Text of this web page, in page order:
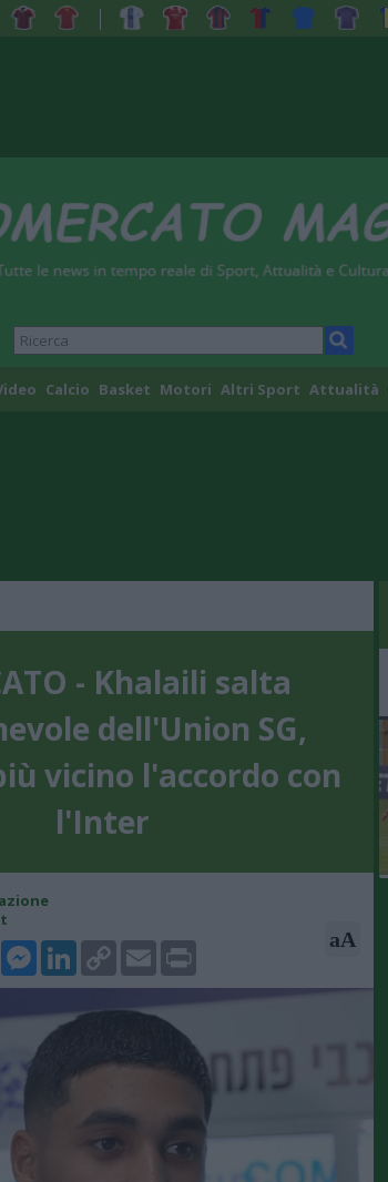
Calcio Basket Motori Altri Sport Attualità
- Khalaili salta
dell'Union SG,
vicino l'accordo con
l'Inter
Messenger
LinkedIn
Copy
Link
Email Print aA